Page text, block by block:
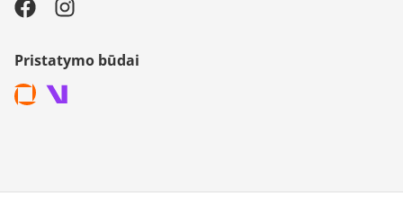
Pristatymo būdai